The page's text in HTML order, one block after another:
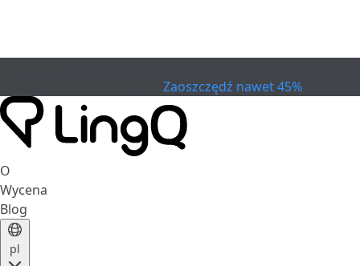
Zaoszczędź nawet 45%
O
Wycena
Blog
pl